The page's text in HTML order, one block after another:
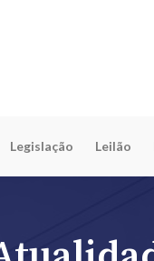
Legislação Leilão